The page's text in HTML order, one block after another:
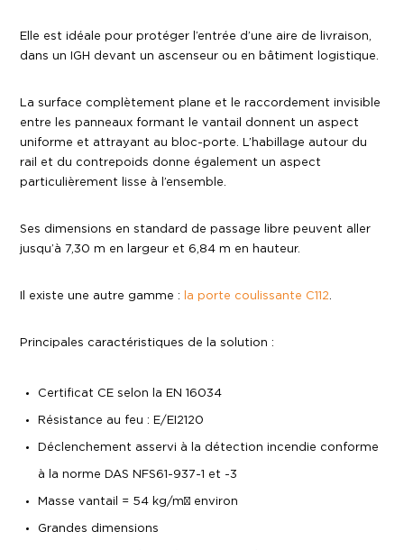
Elle est idéale pour protéger l’entrée d’une aire de livraison,
dans un IGH devant un ascenseur ou en bâtiment logistique.
La surface complètement plane et le raccordement invisible
entre les panneaux formant le vantail donnent un aspect
uniforme et attrayant au bloc-porte. L’habillage autour du
rail et du contrepoids donne également un aspect
particulièrement lisse à l’ensemble.
Ses dimensions en standard de passage libre peuvent aller
jusqu’à 7,30 m en largeur et 6,84 m en hauteur.
Il existe une autre gamme : la porte coulissante C112
Principales caractéristiques de la solution :
Certificat CE selon la EN 16034
Résistance au feu : E/EI2120
Déclenchement asservi à la détection incendie conforme
à la norme DAS NFS61-937-1 et -3
Masse vantail = 54 kg/m² environ
Grandes dimensions